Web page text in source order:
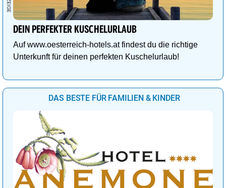
DEIN PERFEKTER KUSCHELURLAUB
Auf www.oesterreich-hotels.at findest du die richtige
Unterkunft für deinen perfekten Kuschelurlaub!
DAS BESTE FÜR FAMILIEN & KINDER